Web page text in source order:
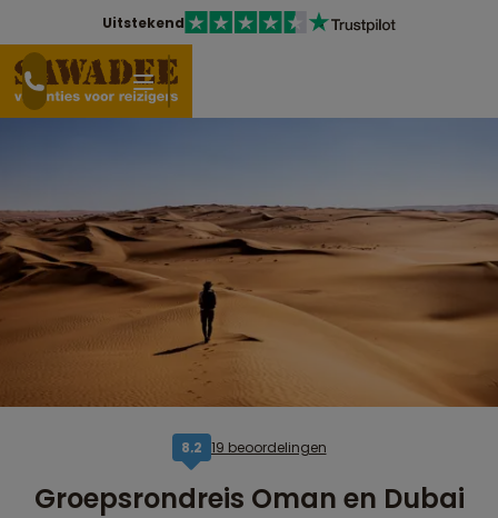
Uitstekend
8,2 19 beoordelingen
Groepsrondreis Oman en Dubai